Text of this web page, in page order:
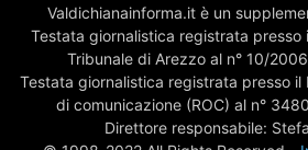
Valdichianainforma.it è un
Testata giornalistica registrata presso
Tribunale di Arezzo al n° 10/
Testata giornalistica registrata presso
di comunicazione (ROC) al n°
Direttore responsabile: